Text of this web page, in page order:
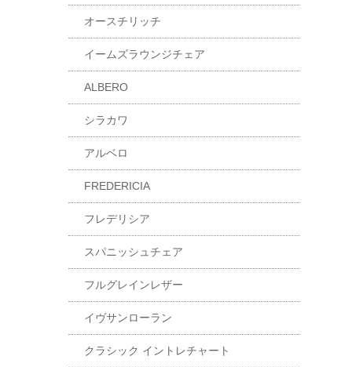
オースチリッチ
イームズラウンジチェア
ALBERO
シラカワ
アルベロ
FREDERICIA
フレデリシア
スパニッシュチェア
フルグレインレザー
イヴサンローラン
クラシック イントレチャート